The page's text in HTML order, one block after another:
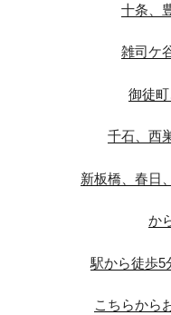
十条、
雑司ケ
御徒
千石、西
新板橋、春日
か
駅から徒歩5
こちらから